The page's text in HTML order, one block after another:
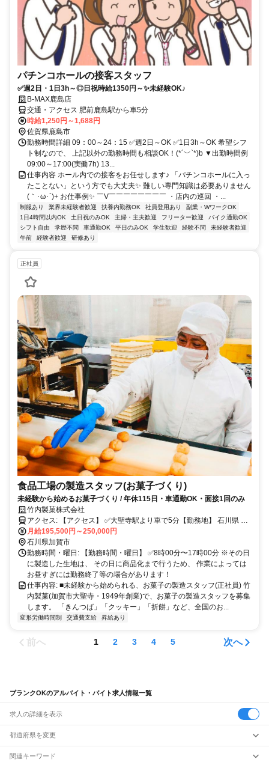
パチンコホールの接客スタッフ
✅週2日・1日3h～◎日祝時給1350円～✨未経験OK♪
B-MAX鹿島店
交通・アクセス 肥前鹿島駅から車5分
時給1,250円～1,688円
佐賀県鹿島市
勤務時間詳細 09：00～24：15 ✅週2日～OK ✅1日3h～OK 希望シフ
ト制なので、 上記以外の勤務時間も相談OK！(*´﹀`*)b ▼出勤時間例
09:00～17:00(実働7h) 13...
仕事内容 ホール内での接客をお任せします♪ 「パチンコホールに入っ
たことない」という方でも大丈夫✨ 難しい専門知識は必要ありません
(｀･ω･´)+ お仕事例✨ ￣V￣￣￣￣￣￣￣￣ ・店内の巡回 ・...
制服あり 業界未経験者歓迎 扶養内勤務OK 社員登用あり
副業・WワークOK
1日4時間以内OK
土日祝のみOK 主婦・主夫歓迎 フリーター歓迎
バイク通勤OK
シフト自由
学歴不問 車通勤OK 平日のみOK 学生歓迎 経験不問
未経験者歓迎
午前
経験者歓迎 研修あり
正社員
食品工場の製造スタッフ(お菓子づくり)
未経験から始めるお菓子づくり / 年休115日・車通勤OK・面接1回のみ
竹内製菓株式会社
アクセス: 【アクセス】 ✅大聖寺駅より車で5分【勤務地】 石川県 加
賀市 大聖寺三ツ町 ※配属先は可能な限り調整します ※職場内完全禁
煙 / 食堂無料WiFi完備 無料駐車場あり 通勤圏の例:加賀市・小松市・
能美市・白山市・ 福井県あわら市・坂井市(いずれもマイカー通勤)
月給195,500円～250,000円
石川県加賀市
勤務時間・曜日: 【勤務時間・曜日】 ✅8時00分〜17時00分 ※その日
に製造した生地は、 その日に商品化まで行うため、 作業によっては
お昼すぎには勤務終了等の場合があります！
仕事内容: ■未経験から始められる、お菓子の製造スタッフ(正社員) 竹
内製菓(加賀市大聖寺・1949年創業)で、お菓子の製造スタッフを募集
します。 「きんつば」「クッキー」「折餅」など、全国のお...
変形労働時間制 交通費支給 昇給あり
前へ 1 2 3 4 5 次へ
ブランクOKのアルバイト・バイト求人情報一覧
求人の詳細を表示
都道府県を変更
関連キーワード